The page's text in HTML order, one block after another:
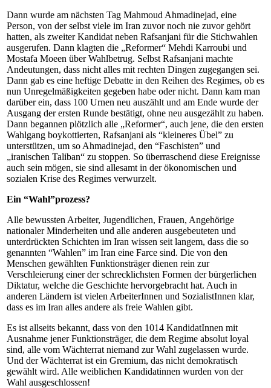
Dann wurde am nächsten Tag Mahmoud Ahmadinejad, eine
Person, von der selbst viele im Iran zuvor noch nie zuvor gehört
hatten, als zweiter Kandidat neben Rafsanjani für die Stichwahlen
ausgerufen. Dann klagten die „Reformer“ Mehdi Karroubi und
Mostafa Moeen über Wahlbetrug. Selbst Rafsanjani machte
Andeutungen, dass nicht alles mit rechten Dingen zugegangen sei.
Dann gab es eine heftige Debatte in den Reihen des Regimes, ob es
nun Unregelmäßigkeiten gegeben habe oder nicht. Dann kam man
darüber ein, dass 100 Urnen neu auszählt und am Ende wurde der
Ausgang der ersten Runde bestätigt, ohne neu ausgezählt zu haben.
Dann begannen plötzlich alle „Reformer“, auch jene, die den ersten
Wahlgang boykottierten, Rafsanjani als “kleineres Übel” zu
unterstützen, um so Ahmadinejad, den “Faschisten” und
„iranischen Taliban“ zu stoppen. So überraschend diese Ereignisse
auch sein mögen, sie sind allesamt in der ökonomischen und
sozialen Krise des Regimes verwurzelt.
Ein “Wahl”prozess?
Alle bewussten Arbeiter, Jugendlichen, Frauen, Angehörige
nationaler Minderheiten und alle anderen ausgebeuteten und
unterdrückten Schichten im Iran wissen seit langem, dass die so
genannten “Wahlen” im Iran eine Farce sind. Die von den
Menschen gewählten Funktionsträger dienen rein zur
Verschleierung einer der schrecklichsten Formen der bürgerlichen
Diktatur, welche die Geschichte hervorgebracht hat. Auch in
anderen Ländern ist vielen ArbeiterInnen und SozialistInnen klar,
dass es im Iran alles andere als freie Wahlen gibt.
Es ist allseits bekannt, dass von den 1014 KandidatInnen mit
Ausnahme jener Funktionsträger, die dem Regime absolut loyal
sind, alle vom Wächterrat niemand zur Wahl zugelassen wurde.
Und der Wächterrat ist ein Gremium, das nicht demokratisch
gewählt wird. Alle weiblichen Kandidatinnen wurden von der
Wahl ausgeschlossen!